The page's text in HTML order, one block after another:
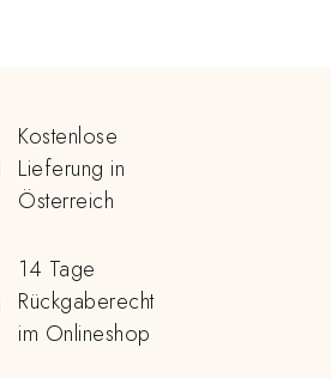
Kostenlose
Lieferung in
Österreich
14 Tage
Rückgaberecht
im Onlineshop